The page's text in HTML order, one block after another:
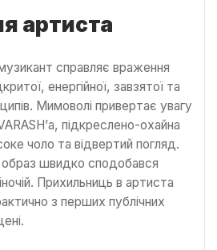
артиста
справляє враження
енергійної, завзятої та
Мимоволі привертає увагу
підкреслено-охайна
чоло та відвертий погляд.
швидко сподобався
Прихильниць в артиста
з перших публічних